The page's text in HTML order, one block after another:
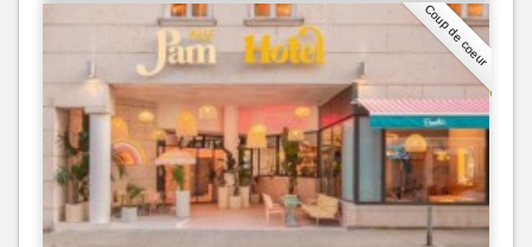
Coup de coeur